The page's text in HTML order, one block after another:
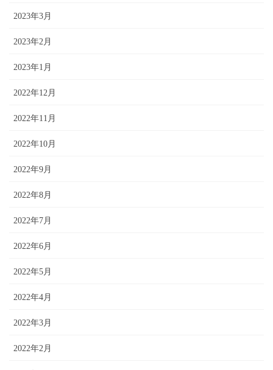
2023年3月
2023年2月
2023年1月
2022年12月
2022年11月
2022年10月
2022年9月
2022年8月
2022年7月
2022年6月
2022年5月
2022年4月
2022年3月
2022年2月